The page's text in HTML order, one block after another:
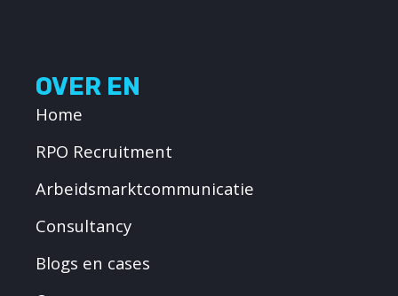
OVER EN
Home
RPO Recruitment
Arbeidsmarktcommunicatie
Consultancy
Blogs en cases